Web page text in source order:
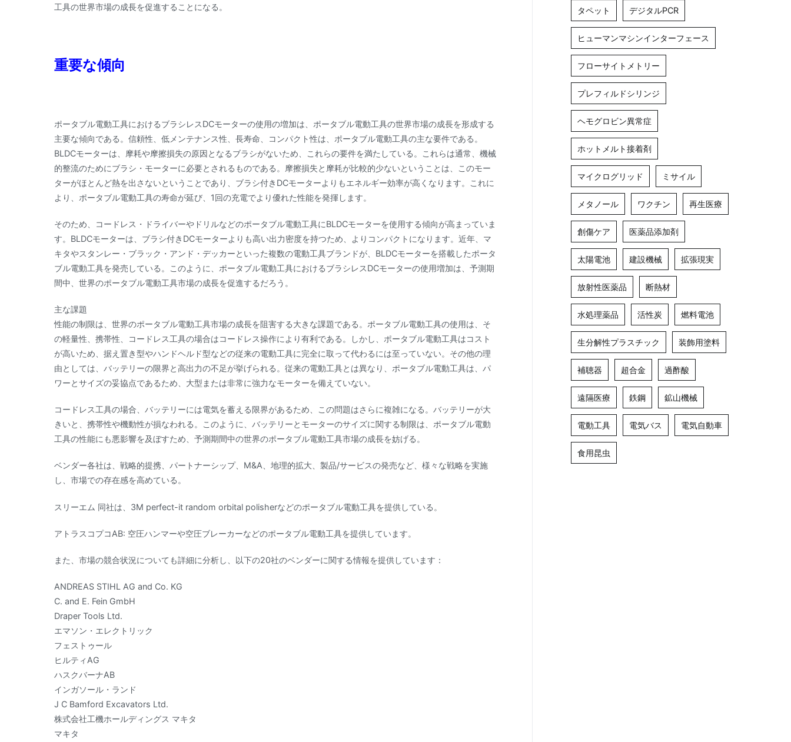
工具の世界市場の成長を促進することになる。
重要な傾向
ポータブル電動工具におけるブラシレスDCモーターの使用の増加は、ポータブル電動工具の世界市場の成長を形成する
主要な傾向である。信頼性、低メンテナンス性、長寿命、コンパクト性は、ポータブル電動工具の主な要件である。
BLDCモーターは、摩耗や摩擦損失の原因となるブラシがないため、これらの要件を満たしている。これらは通常、機械
的整流のためにブラシ・モーターに必要とされるものである。摩擦損失と摩耗が比較的少ないということは、このモー
ターがほとんど熱を出さないということであり、ブラシ付きDCモーターよりもエネルギー効率が高くなります。これに
より、ポータブル電動工具の寿命が延び、1回の充電でより優れた性能を発揮します。
そのため、コードレス・ドライバーやドリルなどのポータブル電動工具にBLDCモーターを使用する傾向が高まっていま
す。BLDCモーターは、ブラシ付きDCモーターよりも高い出力密度を持つため、よりコンパクトになります。近年、マ
キタやスタンレー・ブラック・アンド・デッカーといった複数の電動工具ブランドが、BLDCモーターを搭載したポータ
ブル電動工具を発売している。このように、ポータブル電動工具におけるブラシレスDCモーターの使用増加は、予測期
間中、世界のポータブル電動工具市場の成長を促進するだろう。
主な課題
性能の制限は、世界のポータブル電動工具市場の成長を阻害する大きな課題である。ポータブル電動工具の使用は、そ
の軽量性、携帯性、コードレス工具の場合はコードレス操作により有利である。しかし、ポータブル電動工具はコスト
が高いため、据え置き型やハンドヘルド型などの従来の電動工具に完全に取って代わるには至っていない。その他の理
由としては、バッテリーの限界と高出力の不足が挙げられる。従来の電動工具とは異なり、ポータブル電動工具は、パ
ワーとサイズの妥協点であるため、大型または非常に強力なモーターを備えていない。
コードレス工具の場合、バッテリーには電気を蓄える限界があるため、この問題はさらに複雑になる。バッテリーが大
きいと、携帯性や機動性が損なわれる。このように、バッテリーとモーターのサイズに関する制限は、ポータブル電動
工具の性能にも悪影響を及ぼすため、予測期間中の世界のポータブル電動工具市場の成長を妨げる。
ベンダー各社は、戦略的提携、パートナーシップ、M&A、地理的拡大、製品/サービスの発売など、様々な戦略を実施
し、市場での存在感を高めている。
スリーエム 同社は、3M perfect-it random orbital polisherなどのポータブル電動工具を提供している。
アトラスコプコAB: 空圧ハンマーや空圧ブレーカーなどのポータブル電動工具を提供しています。
また、市場の競合状況についても詳細に分析し、以下の20社のベンダーに関する情報を提供しています：
ANDREAS STIHL AG and Co. KG
C. and E. Fein GmbH
Draper Tools Ltd.
エマソン・エレクトリック
フェストゥール
ヒルティAG
ハスクバーナAB
インガソール・ランド
J C Bamford Excavators Ltd.
株式会社工機ホールディングス マキタ
マキタ
タペット デジタルPCR
ヒューマンマシンインターフェース
フローサイトメトリー
プレフィルドシリンジ
ヘモグロビン異常症
ホットメルト接着剤
マイクログリッド ミサイル
メタノール ワクチン 再生医療
創傷ケア 医薬品添加剤
太陽電池 建設機械 拡張現実
放射性医薬品 断熱材
水処理薬品 活性炭 燃料電池
生分解性プラスチック 装飾用塗料
補聴器 超合金 過酢酸
遠隔医療 鉄鋼 鉱山機械
電動工具 電気バス 電気自動車
食用昆虫